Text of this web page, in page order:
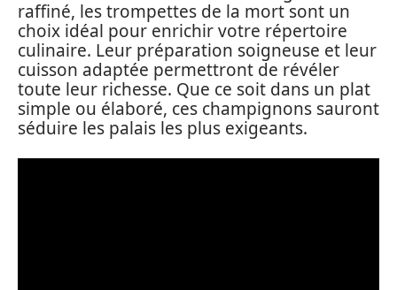
raffiné, les trompettes de la mort sont un
choix idéal pour enrichir votre répertoire
culinaire. Leur préparation soigneuse et leur
cuisson adaptée permettront de révéler
toute leur richesse. Que ce soit dans un plat
simple ou élaboré, ces champignons sauront
séduire les palais les plus exigeants.